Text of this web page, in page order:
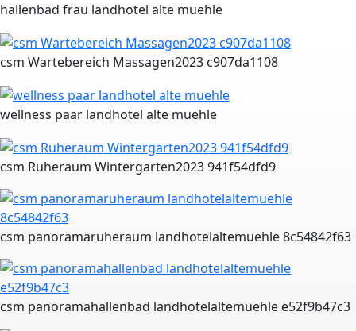
hallenbad frau landhotel alte muehle
csm Wartebereich Massagen2023 c907da1108
wellness paar landhotel alte muehle
csm Ruheraum Wintergarten2023 941f54dfd9
csm panoramaruheraum landhotelaltemuehle 8c54842f63
csm panoramahallenbad landhotelaltemuehle e52f9b47c3